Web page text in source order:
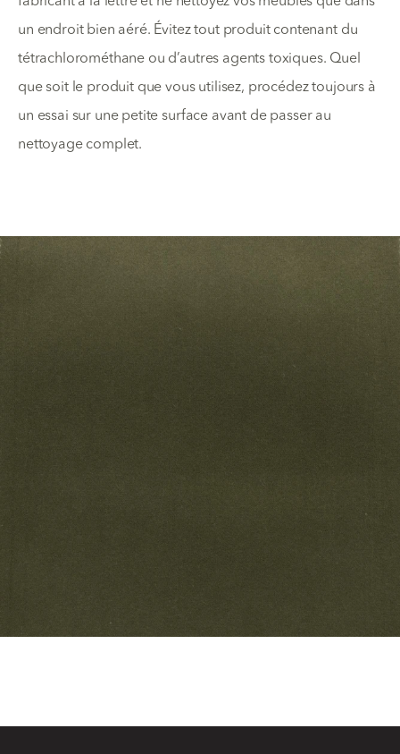
un endroit bien aéré. Évitez tout produit contenant du
tétrachlorométhane ou d’autres agents toxiques. Quel
que soit le produit que vous utilisez, procédez toujours à
un essai sur une petite surface avant de passer au
nettoyage complet.